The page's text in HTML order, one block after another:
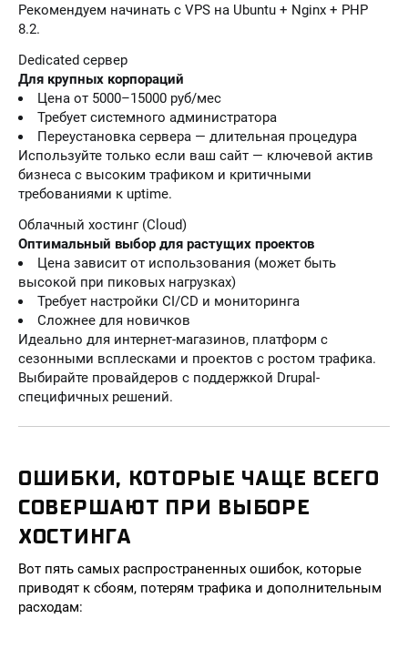
Рекомендуем начинать с VPS на Ubuntu + Nginx + PHP
8.2.
Dedicated сервер
Для крупных корпораций
Цена от 5000–15000 руб/мес
Требует системного администратора
Переустановка сервера — длительная процедура
Используйте только если ваш сайт — ключевой актив
бизнеса с высоким трафиком и критичными
требованиями к uptime.
Облачный хостинг (Cloud)
Оптимальный выбор для растущих проектов
Цена зависит от использования (может быть
высокой при пиковых нагрузках)
Требует настройки CI/CD и мониторинга
Сложнее для новичков
Идеально для интернет-магазинов, платформ с
сезонными всплесками и проектов с ростом трафика.
Выбирайте провайдеров с поддержкой Drupal-
специфичных решений.
ОШИБКИ, КОТОРЫЕ ЧАЩЕ ВСЕГО
СОВЕРШАЮТ ПРИ ВЫБОРЕ
ХОСТИНГА
Вот пять самых распространенных ошибок, которые
приводят к сбоям, потерям трафика и дополнительным
расходам: